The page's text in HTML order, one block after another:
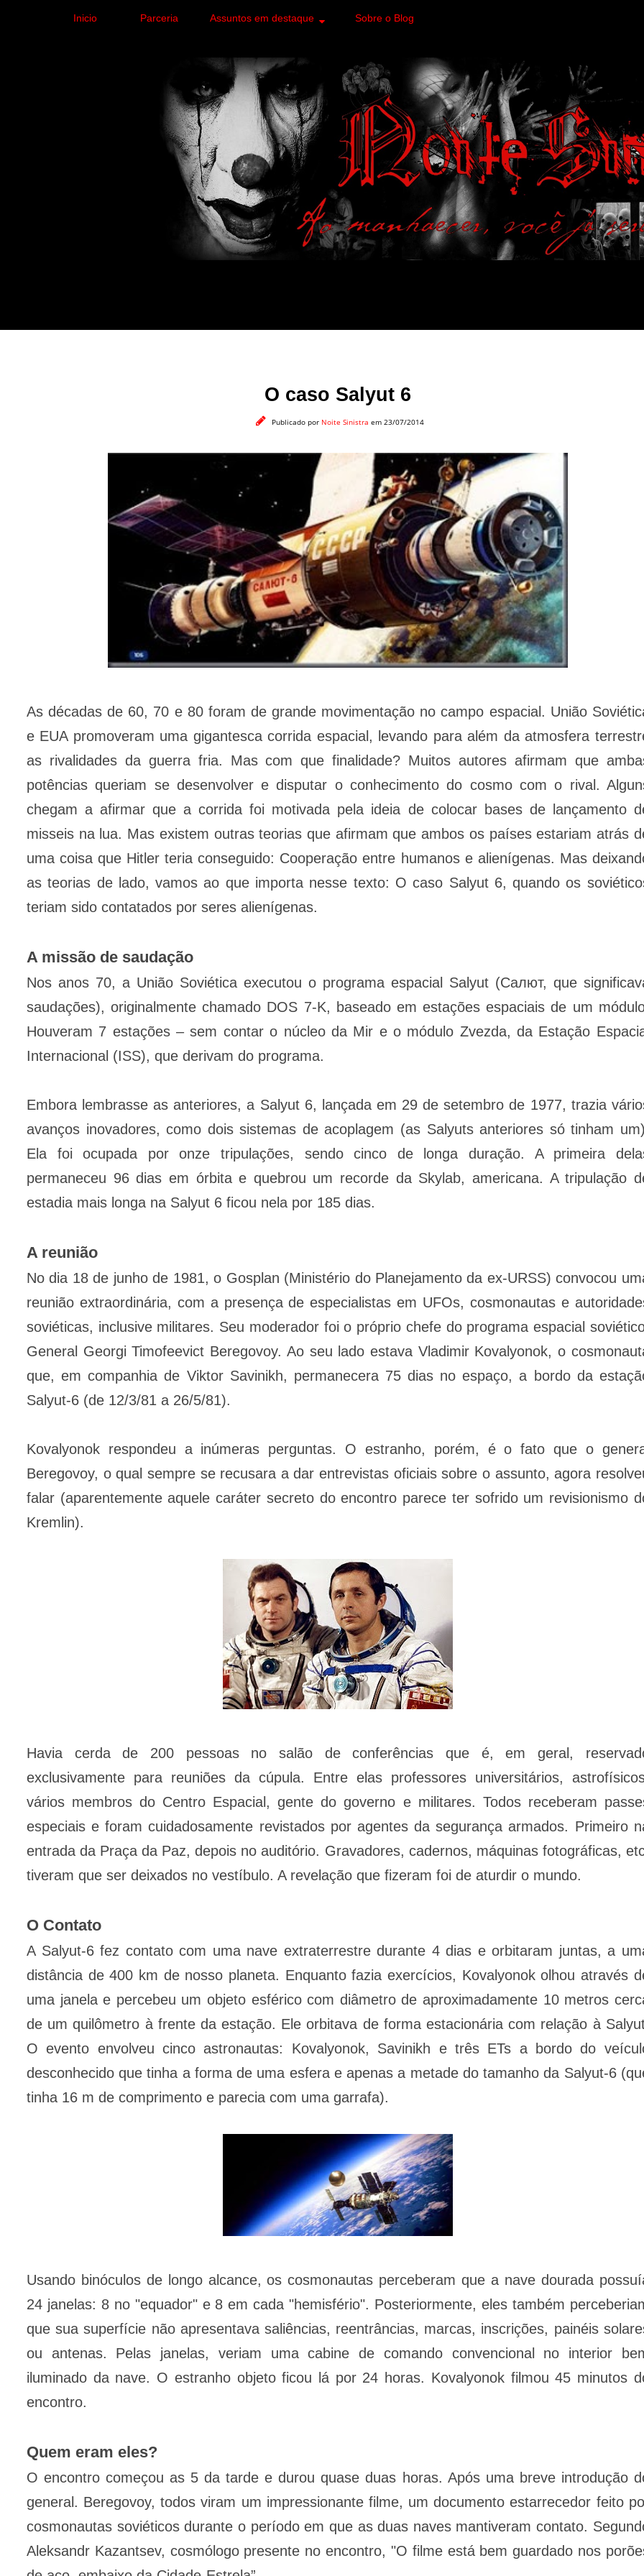
Inicio Parceria Assuntos em destaque Sobre o Blog
O caso Salyut 6
Publicado por Noite Sinistra em 23/07/2014
As décadas de 60, 70 e 80 foram de grande movimentação no campo espacial. União
e EUA promoveram uma gigantesca corrida espacial, levando para além da atmosfera
as rivalidades da guerra fria. Mas com que finalidade? Muitos autores afirmam que
potências queriam se desenvolver e disputar o conhecimento do cosmo com o rival.
chegam a afirmar que a corrida foi motivada pela ideia de colocar bases de lançamento
misseis na lua. Mas existem outras teorias que afirmam que ambos os países estariam atrás
uma coisa que Hitler teria conseguido: Cooperação entre humanos e alienígenas. Mas
as teorias de lado, vamos ao que importa nesse texto: O caso Salyut 6, quando os
teriam sido contatados por seres alienígenas.
A missão de saudação
Nos anos 70, a União Soviética executou o programa espacial Salyut (Салют, que
saudações), originalmente chamado DOS 7-K, baseado em estações espaciais de um
Houveram 7 estações – sem contar o núcleo da Mir e o módulo Zvezda, da Estação
Internacional (ISS), que derivam do programa.
Embora lembrasse as anteriores, a Salyut 6, lançada em 29 de setembro de 1977, trazia
avanços inovadores, como dois sistemas de acoplagem (as Salyuts anteriores só tinham
Ela foi ocupada por onze tripulações, sendo cinco de longa duração. A primeira
permaneceu 96 dias em órbita e quebrou um recorde da Skylab, americana. A tripulação
estadia mais longa na Salyut 6 ficou nela por 185 dias.
A reunião
No dia 18 de junho de 1981, o Gosplan (Ministério do Planejamento da ex-URSS) convocou
reunião extraordinária, com a presença de especialistas em UFOs, cosmonautas e
soviéticas, inclusive militares. Seu moderador foi o próprio chefe do programa espacial
General Georgi Timofeevict Beregovoy. Ao seu lado estava Vladimir Kovalyonok, o
que, em companhia de Viktor Savinikh, permanecera 75 dias no espaço, a bordo da
Salyut-6 (de 12/3/81 a 26/5/81).
Kovalyonok respondeu a inúmeras perguntas. O estranho, porém, é o fato que o
Beregovoy, o qual sempre se recusara a dar entrevistas oficiais sobre o assunto, agora
falar (aparentemente aquele caráter secreto do encontro parece ter sofrido um revisionismo
Kremlin).
Havia cerda de 200 pessoas no salão de conferências que é, em geral,
exclusivamente para reuniões da cúpula. Entre elas professores universitários,
vários membros do Centro Espacial, gente do governo e militares. Todos receberam
especiais e foram cuidadosamente revistados por agentes da segurança armados. Primeiro
entrada da Praça da Paz, depois no auditório. Gravadores, cadernos, máquinas fotográficas,
tiveram que ser deixados no vestíbulo. A revelação que fizeram foi de aturdir o mundo.
O Contato
A Salyut-6 fez contato com uma nave extraterrestre durante 4 dias e orbitaram juntas, a
distância de 400 km de nosso planeta. Enquanto fazia exercícios, Kovalyonok olhou através
uma janela e percebeu um objeto esférico com diâmetro de aproximadamente 10 metros
de um quilômetro à frente da estação. Ele orbitava de forma estacionária com relação à
O evento envolveu cinco astronautas: Kovalyonok, Savinikh e três ETs a bordo do
desconhecido que tinha a forma de uma esfera e apenas a metade do tamanho da Salyut-6
tinha 16 m de comprimento e parecia com uma garrafa).
Usando binóculos de longo alcance, os cosmonautas perceberam que a nave dourada
24 janelas: 8 no "equador" e 8 em cada "hemisfério". Posteriormente, eles também
que sua superfície não apresentava saliências, reentrâncias, marcas, inscrições, painéis
ou antenas. Pelas janelas, veriam uma cabine de comando convencional no interior
iluminado da nave. O estranho objeto ficou lá por 24 horas. Kovalyonok filmou 45 minutos
encontro.
Quem eram eles?
O encontro começou as 5 da tarde e durou quase duas horas. Após uma breve introdução
general. Beregovoy, todos viram um impressionante filme, um documento estarrecedor feito
cosmonautas soviéticos durante o período em que as duas naves mantiveram contato.
Aleksandr Kazantsev, cosmólogo presente no encontro, "O filme está bem guardado nos